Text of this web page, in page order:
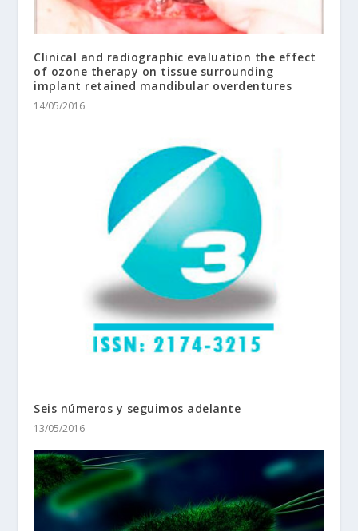
Clinical and radiographic evaluation the effect
of ozone therapy on tissue surrounding
implant retained mandibular overdentures
14/05/2016
Seis números y seguimos adelante
13/05/2016